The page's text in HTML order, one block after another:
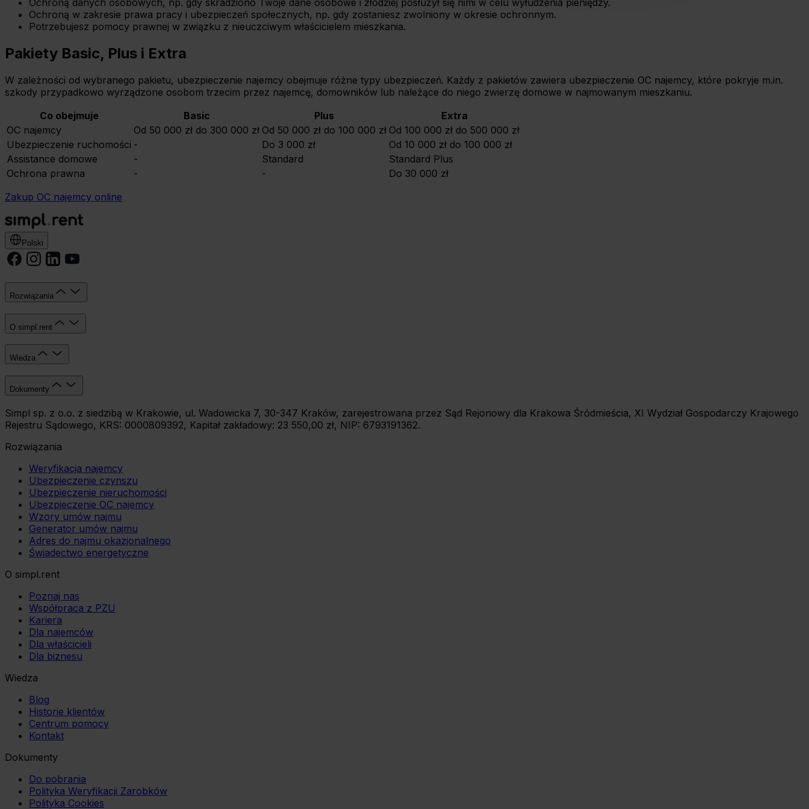
Ochroną danych osobowych, np. gdy skradziono Twoje dane osobowe i złodziej posłużył się nimi w celu wyłudzenia pieniędzy.
Ochroną w zakresie prawa pracy i ubezpieczeń społecznych, np. gdy zostaniesz zwolniony w okresie ochronnym.
Potrzebujesz pomocy prawnej w związku z nieuczciwym właścicielem mieszkania.
Pakiety Basic, Plus i Extra
W zależności od wybranego pakietu, ubezpieczenie najemcy obejmuje różne typy ubezpieczeń. Każdy z pakietów zawiera ubezpieczenie OC najemcy, które pokryje m.in.
szkody przypadkowo wyrządzone osobom trzecim przez najemcę, domowników lub należące do niego zwierzę domowe w najmowanym mieszkaniu.
Co obejmuje
Basic Plus
Extra
OC najemcy
Od 50 000 zł do 300 000 zł Od 50 000 zł do 100 000 zł Od 100 000 zł do 500 000 zł
Ubezpieczenie ruchomości - Do 3 000 zł
Od 10 000 zł do 100 000 zł
Assistance domowe
- Standard
Standard Plus
Ochrona prawna
- -
Do 30 000 zł
Zakup OC najemcy online
Polski
Rozwiązania
O simpl.rent
Wiedza
Dokumenty
Simpl sp. z o.o. z siedzibą w Krakowie, ul. Wadowicka 7, 30-347 Kraków, zarejestrowana przez Sąd Rejonowy dla Krakowa Śródmieścia, XI Wydział Gospodarczy Krajowego
Rejestru Sądowego, KRS: 0000809392, Kapitał zakładowy: 23 550,00 zł, NIP: 6793191362.
Rozwiązania
Weryfikacja najemcy
Ubezpieczenie czynszu
Ubezpieczenie nieruchomości
Ubezpieczenie OC najemcy
Wzory umów najmu
Generator umów najmu
Adres do najmu okazjonalnego
Świadectwo energetyczne
O simpl.rent
Poznaj nas
Współpraca z PZU
Kariera
Dla najemców
Dla właścicieli
Dla biznesu
Wiedza
Blog
Historie klientów
Centrum pomocy
Kontakt
Dokumenty
Do pobrania
Polityka Weryfikacji Zarobków
Polityka Cookies